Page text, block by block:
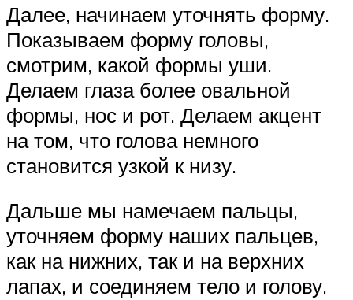
Далее, начинаем уточнять форму.
Показываем форму головы,
смотрим, какой формы уши.
Делаем глаза более овальной
формы, нос и рот. Делаем акцент
на том, что голова немного
становится узкой к низу.
Дальше мы намечаем пальцы,
уточняем форму наших пальцев,
как на нижних, так и на верхних
лапах, и соединяем тело и голову.